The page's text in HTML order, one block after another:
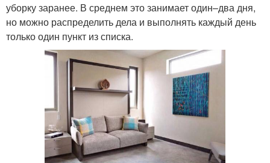
уборку заранее. В среднем это занимает один–два дня,
но можно распределить дела и выполнять каждый день
только один пункт из списка.